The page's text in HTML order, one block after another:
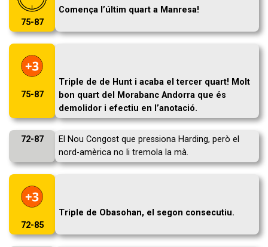
75-87
Comença l’últim quart a Manresa!
75-87
Triple de de Hunt i acaba el tercer quart! Molt
bon quart del Morabanc Andorra que és
demolidor i efectiu en l’anotació.
72-87
El Nou Congost que pressiona Harding, però el
nord-amèrica no li tremola la mà.
72-85
Triple de Obasohan, el segon consecutiu.